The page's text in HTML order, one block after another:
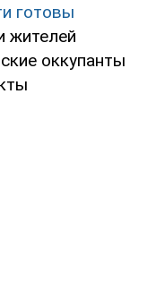
готовы
жителей
оккупанты